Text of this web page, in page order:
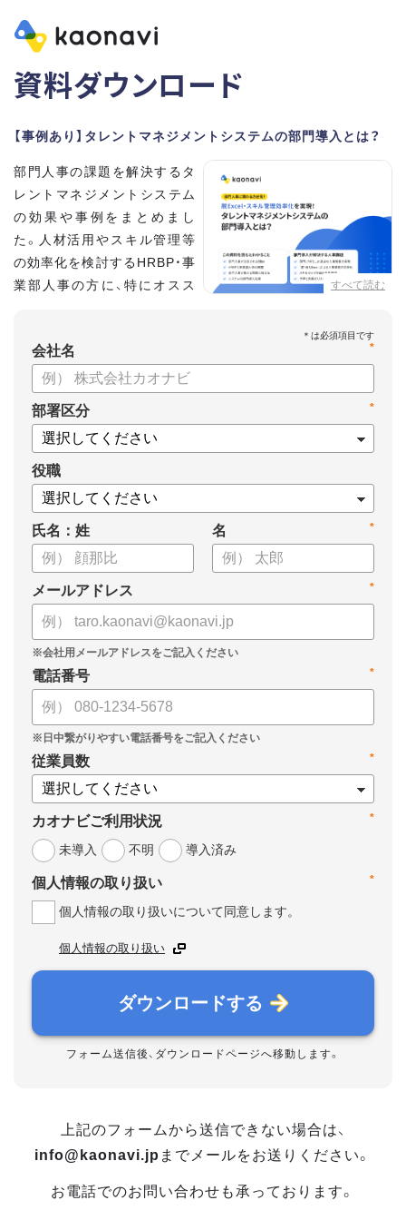
資料ダウンロード
【事例あり】タレントマネジメントシステムの部門導入とは？
すべて読む
部門人事の課題を解決するタ
レントマネジメントシステム
の効果や事例をまとめまし
た。人材活用やスキル管理等
の効率化を検討するHRBP・事
業部人事の方に、特にオスス
【資料の内容】
・部門人事が抱える問題とその解決法
・タレントマネジメントシステムの部門導入するメリット
・スキル管理をはじめとする企業のシステム活用事例
*
会社名
*
部署区分
役職
氏名：姓 *
名
*
メールアドレス
*
電話番号
*
従業員数
*
カオナビご利用状況
未導入
不明 導入済み
*
個人情報の取り扱い
個人情報の取り扱いについて同意します。
個人情報の取り扱い
ダウンロードする
フォーム送信後、ダウンロードページへ移動します。
上記のフォームから送信できない場合は、
info@kaonavi.jp までメールをお送りください。
お電話でのお問い合わせも承っております。